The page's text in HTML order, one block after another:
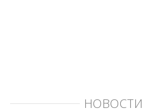
НОВОСТИ